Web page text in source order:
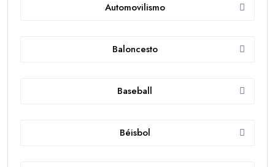
Automovilismo
Baloncesto
Baseball
Béisbol